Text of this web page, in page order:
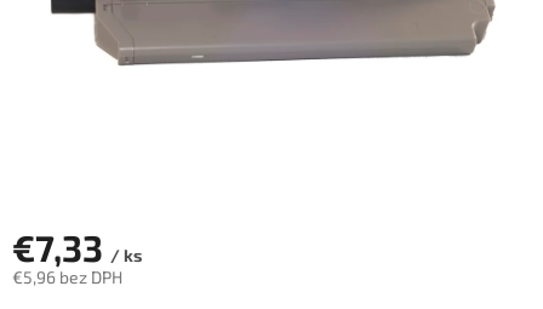
€7,33 / ks
€5,96 bez DPH